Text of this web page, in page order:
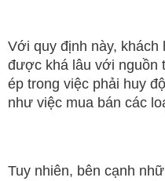
Với quy định này, khách
được khá lâu với nguồn
ép trong việc phải huy
như việc mua bán các
Tuy nhiên, bên cạnh